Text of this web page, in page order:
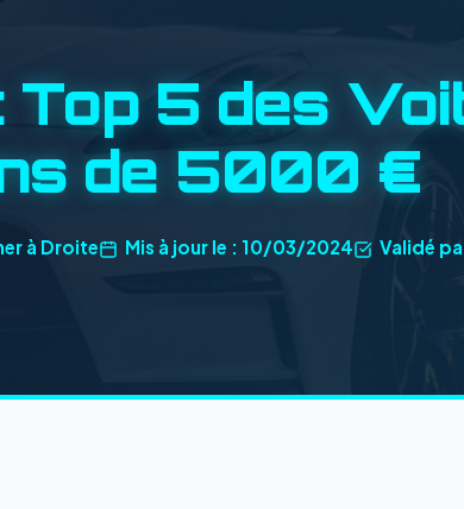
5 des
de 5000 €
à Droite Mis à jour le : 10/03/2024 Validé